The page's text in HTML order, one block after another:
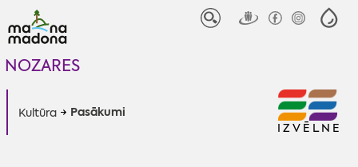
NOZARES
Kultūra Pasākumi
IZVĒLNE